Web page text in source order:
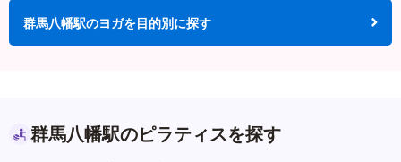
群馬八幡駅のヨガを目的別に探す
群馬八幡駅のピラティスを探す